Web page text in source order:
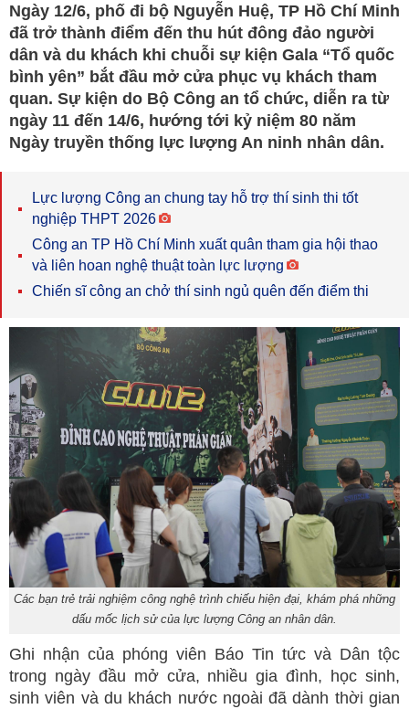
Ngày 12/6, phố đi bộ Nguyễn Huệ, TP Hồ Chí Minh
đã trở thành điểm đến thu hút đông đảo người
dân và du khách khi chuỗi sự kiện Gala “Tổ quốc
bình yên” bắt đầu mở cửa phục vụ khách tham
quan. Sự kiện do Bộ Công an tổ chức, diễn ra từ
ngày 11 đến 14/6, hướng tới kỷ niệm 80 năm
Ngày truyền thống lực lượng An ninh nhân dân.
Lực lượng Công an chung tay hỗ trợ thí sinh thi tốt
nghiệp THPT 2026
Công an TP Hồ Chí Minh xuất quân tham gia hội thao
và liên hoan nghệ thuật toàn lực lượng
Chiến sĩ công an chở thí sinh ngủ quên đến điểm thi
Các bạn trẻ trải nghiệm công nghệ trình chiếu hiện đại, khám phá những
dấu mốc lịch sử của lực lượng Công an nhân dân.
Ghi nhận của phóng viên Báo Tin tức và Dân tộc
trong ngày đầu mở cửa, nhiều gia đình, học sinh,
sinh viên và du khách nước ngoài đã dành thời gian